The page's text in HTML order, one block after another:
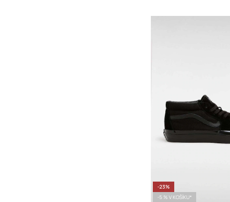
-23%
-5 % V KOŠÍKU*